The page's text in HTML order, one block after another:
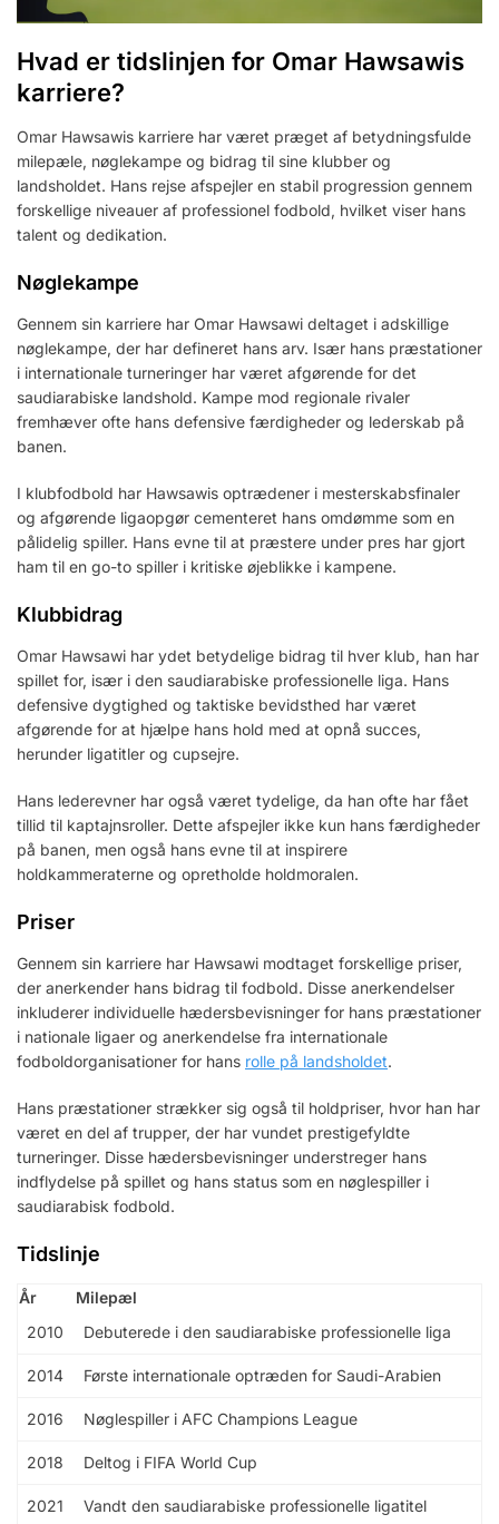
Hvad er tidslinjen for Omar Hawsawis
karriere?
Omar Hawsawis karriere har været præget af betydningsfulde
milepæle, nøglekampe og bidrag til sine klubber og
landsholdet. Hans rejse afspejler en stabil progression gennem
forskellige niveauer af professionel fodbold, hvilket viser hans
talent og dedikation.
Nøglekampe
Gennem sin karriere har Omar Hawsawi deltaget i adskillige
nøglekampe, der har defineret hans arv. Især hans præstationer
i internationale turneringer har været afgørende for det
saudiarabiske landshold. Kampe mod regionale rivaler
fremhæver ofte hans defensive færdigheder og lederskab på
banen.
I klubfodbold har Hawsawis optrædener i mesterskabsfinaler
og afgørende ligaopgør cementeret hans omdømme som en
pålidelig spiller. Hans evne til at præstere under pres har gjort
ham til en go-to spiller i kritiske øjeblikke i kampene.
Klubbidrag
Omar Hawsawi har ydet betydelige bidrag til hver klub, han har
spillet for, især i den saudiarabiske professionelle liga. Hans
defensive dygtighed og taktiske bevidsthed har været
afgørende for at hjælpe hans hold med at opnå succes,
herunder ligatitler og cupsejre.
Hans lederevner har også været tydelige, da han ofte har fået
tillid til kaptajnsroller. Dette afspejler ikke kun hans færdigheder
på banen, men også hans evne til at inspirere
holdkammeraterne og opretholde holdmoralen.
Priser
Gennem sin karriere har Hawsawi modtaget forskellige priser,
der anerkender hans bidrag til fodbold. Disse anerkendelser
inkluderer individuelle hædersbevisninger for hans præstationer
i nationale ligaer og anerkendelse fra internationale
fodboldorganisationer for hans rolle på landsholdet.
Hans præstationer strækker sig også til holdpriser, hvor han har
været en del af trupper, der har vundet prestigefyldte
turneringer. Disse hædersbevisninger understreger hans
indflydelse på spillet og hans status som en nøglespiller i
saudiarabisk fodbold.
Tidslinje
År
Milepæl
2010
Debuterede i den saudiarabiske professionelle liga
2014 Første internationale optræden for Saudi-Arabien
2016 Nøglespiller i AFC Champions League
2018 Deltog i FIFA World Cup
2021 Vandt den saudiarabiske professionelle ligatitel